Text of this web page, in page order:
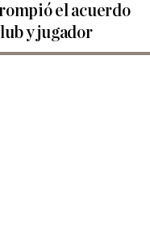
el acuerdo
y jugador